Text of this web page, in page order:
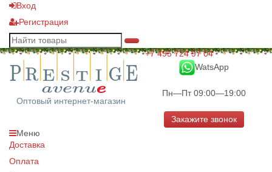
Вход
Регистрация
Оптовый интернет-магазин
+7 495 724 97 04
WatsApp
Пн—Пт 09:00—19:00
Закажите звонок
Меню
Доставка
Оплата